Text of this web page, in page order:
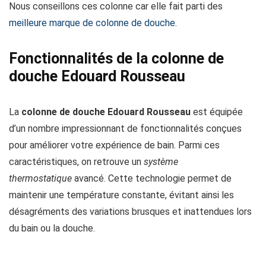
Nous conseillons ces colonne car elle fait parti des
meilleure marque de colonne de douche.
Fonctionnalités de la colonne de
douche Edouard Rousseau
La colonne de douche Edouard Rousseau est équipée
d’un nombre impressionnant de fonctionnalités conçues
pour améliorer votre expérience de bain. Parmi ces
caractéristiques, on retrouve un système
thermostatique avancé. Cette technologie permet de
maintenir une température constante, évitant ainsi les
désagréments des variations brusques et inattendues lors
du bain ou la douche.